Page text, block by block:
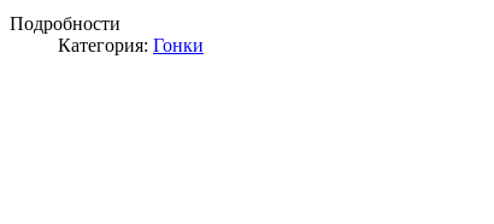
Подробности
Категория: Гонки